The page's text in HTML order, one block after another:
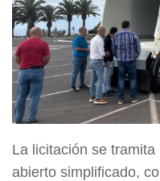
La licitación se
abierto simplificado,